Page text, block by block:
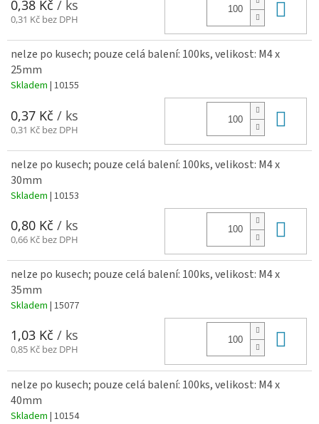
0,38 Kč / ks
0,31 Kč bez DPH
nelze po kusech; pouze celá balení: 100ks, velikost: M4 x
25mm
Skladem | 10155
0,37 Kč / ks
0,31 Kč bez DPH
nelze po kusech; pouze celá balení: 100ks, velikost: M4 x
30mm
Skladem | 10153
0,80 Kč / ks
0,66 Kč bez DPH
nelze po kusech; pouze celá balení: 100ks, velikost: M4 x
35mm
Skladem | 15077
1,03 Kč / ks
0,85 Kč bez DPH
nelze po kusech; pouze celá balení: 100ks, velikost: M4 x
40mm
Skladem | 10154